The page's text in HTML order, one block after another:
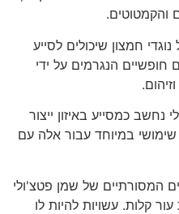
והקמטוטים.
חמצון שיכולים לסייע
חופשיים הנגרמים על ידי
נחשב כמסייע באיזון ייצור
במיוחד עבור אלה עם
המסורתיים של שמן פטצ'ולי
קלות. עשויות להיות לו